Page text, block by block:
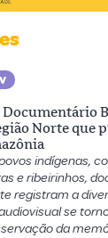
Documentário
Norte que
indígenas,
e ribeirinhos,
registram a
se
da